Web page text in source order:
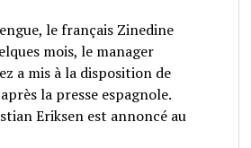
le français Zinedine
mois, le manager
a mis à la disposition de
la presse espagnole.
Eriksen est annoncé au